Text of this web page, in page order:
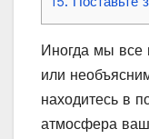
Иногда мы все
или
находитесь в
атмосфера